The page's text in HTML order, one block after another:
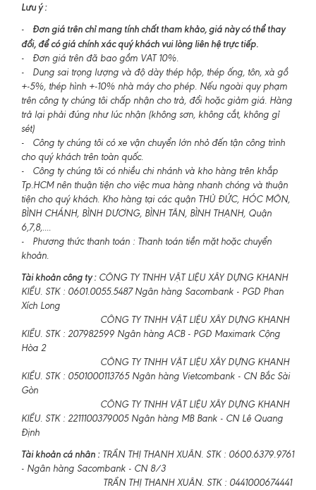
Lưu ý :
- Đơn giá trên chỉ mang tính chất tham khảo, giá này có thể thay
đổi, để có giá chính xác quý khách vui lòng liên hệ trực tiếp.
- Đơn giá trên đã bao gồm VAT 10%.
- Dung sai trọng lượng và độ dày thép hộp, thép ống, tôn, xà gồ
+-5%, thép hình +-10% nhà máy cho phép. Nếu ngoài quy phạm
trên công ty chúng tôi chấp nhận cho trả, đổi hoặc giảm giá. Hàng
trả lại phải đúng như lúc nhận (không sơn, không cắt, không gỉ
sét)
- Công ty chúng tôi có xe vận chuyển lớn nhỏ đến tận công trình
cho quý khách trên toàn quốc.
- Công ty chúng tôi có nhiều chi nhánh và kho hàng trên khắp
Tp.HCM nên thuận tiện cho việc mua hàng nhanh chóng và thuận
tiện cho quý khách. Kho hàng tại các quận THỦ ĐỨC, HÓC MÔN,
BÌNH CHÁNH, BÌNH DƯƠNG, BÌNH TÂN, BÌNH THẠNH, Quận
6,7,8,....
- Phương thức thanh toán : Thanh toán tiền mặt hoặc chuyển
khoản.
Tài khoản công ty :CÔNG TY TNHH VẬT LIỆU XÂY DỰNG KHANH
KIỀU. STK : 0601.0055.5487 Ngân hàng Sacombank - PGD Phan
Xích Long
CÔNG TY TNHH VẬT LIỆU XÂY DỰNG KHANH
KIỀU. STK : 207982599 Ngân hàng ACB - PGD Maximark Cộng
Hòa 2
CÔNG TY TNHH VẬT LIỆU XÂY DỰNG KHANH
KIỀU. STK : 0501000113765 Ngân hàng Vietcombank - CN Bắc Sài
Gòn
CÔNG TY TNHH VẬT LIỆU XÂY DỰNG KHANH
KIỀU. STK : 2211100379005 Ngân hàng MB Bank - CN Lê Quang
Định
Tài khoản cá nhân :TRẦN THỊ THANH XUÂN. STK : 0600.6379.9761
- Ngân hàng Sacombank - CN 8/3
TRẦN THỊ THANH XUÂN. STK : 0441000674441